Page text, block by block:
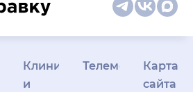
Клиникам
и
Телемедицина
Карта
сайта